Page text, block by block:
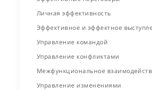
Личная эффективность
Эффективное и эффектное
Управление командой
Управление конфликтами
Межфункциональ­ное
Управление изменениями